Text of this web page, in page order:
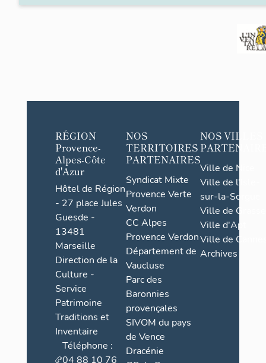
RÉGION
Provence-
Alpes-Côte
d'Azur
Hôtel de Région
- 27 place Jules
Guesde -
13481
Marseille
Direction de la
Culture -
Service
Patrimoine
Traditions et
Inventaire
Téléphone :
04 88 10 76
NOS
TERRITOIRES
PARTENAIRES
Syndicat Mixte
Provence Verte
Verdon
CC Alpes
Provence Verdon
Département de
Vaucluse
Parc des
Baronnies
provençales
SIVOM du pays
de Vence
Dracénie
NOS VILLES
Ville de Nice
Ville de l'Isle-
sur-la-Sorgue
Ville de Grasse
Ville d'Apt
Ville de
Archives